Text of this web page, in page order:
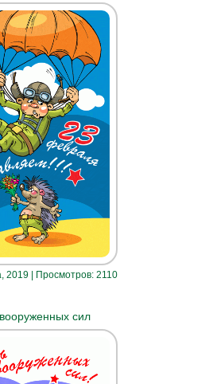
2019 | Просмотров: 2110
сил